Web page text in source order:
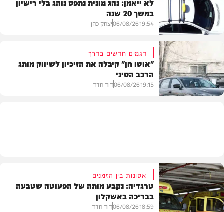
VOD
משטרה
לא ייאמן: נהג מונית נתפס נוהג בלי רישיון
במשך 20 שנה
19:54
06/08/26יצחק כהן
דגמים חדשים בדרך
"אוטו חן" קיבלה את הזיכיון לשיווק מותג
הרכב הסיני
19:15
06/08/26דוד חדד
אסונות בין הזמנים
טרגדיה: נקבע מותה של הפעוטה שטבעה
בבריכה באשקלון
18:59
06/08/26דוד חדד